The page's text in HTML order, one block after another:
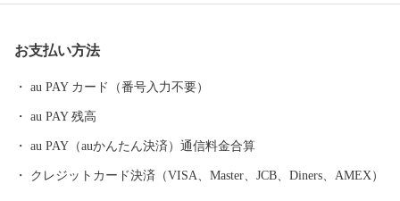
返還要求運動原点の地」として、これまで長きに渡り北方四島の
早期返還を願い、市民一丸となって世論の先頭に立ち、運動を展
ない課題が非常に山積しています。 すこしづつまちの活性化を目
指し歩みを進めてまいりますので、今後の根室市にご注目くださ
お支払い方法
au PAY カード（番号入力不要）
au PAY 残高
au PAY（auかんたん決済）通信料金合算
クレジットカード決済（VISA、Master、JCB、Diners、AMEX）